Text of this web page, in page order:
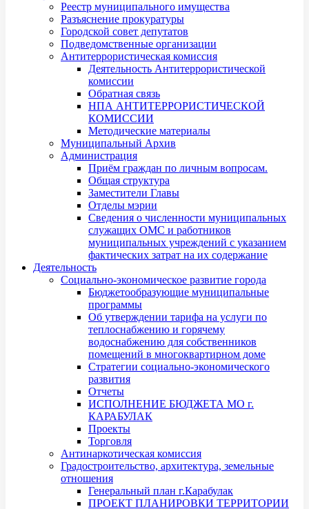
Реестр муниципального имущества
Разъяснение прокуратуры
Городской совет депутатов
Подведомственные организации
Антитеррористическая комиссия
Деятельность Антитеррористической
комиссии
Обратная связь
НПА АНТИТЕРРОРИСТИЧЕСКОЙ
КОМИССИИ
Методические материалы
Муниципальный Архив
Администрация
Приём граждан по личным вопросам.
Общая структура
Заместители Главы
Отделы мэрии
Сведения о численности муниципальных
служащих ОМС и работников
муниципальных учреждений с указанием
фактических затрат на их содержание
Деятельность
Социально-экономическое развитие города
Бюджетообразующие муниципальные
программы
Об утверждении тарифа на услуги по
теплоснабжению и горячему
водоснабжению для собственников
помещений в многоквартирном доме
Стратегии социально-экономического
развития
Отчеты
ИСПОЛНЕНИЕ БЮДЖЕТА МО г.
КАРАБУЛАК
Проекты
Торговля
Антинаркотическая комиссия
Градостроительство, архитектура, земельные
отношения
Генеральный план г.Карабулак
ПРОЕКТ ПЛАНИРОВКИ ТЕРРИТОРИИ